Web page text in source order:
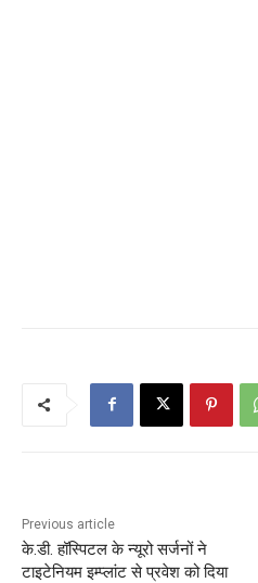
Previous article
के.डी. हॉस्पिटल के न्यूरो सर्जनों ने
टाइटेनियम इम्प्लांट से प्रवेश को दिया